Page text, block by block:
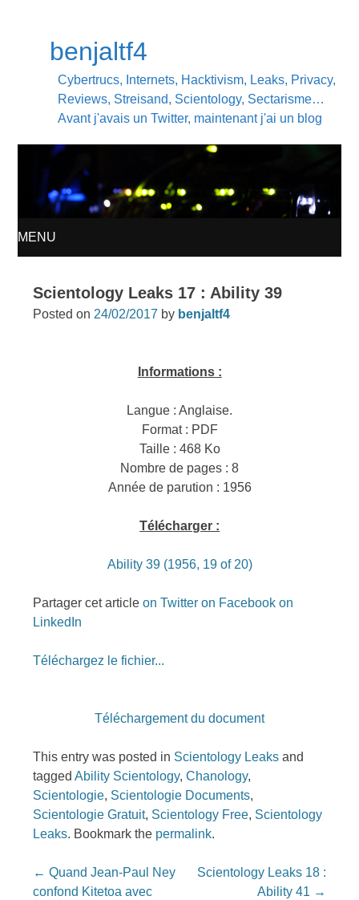
benjaltf4
Cybertrucs, Internets, Hacktivism, Leaks, Privacy,
Reviews, Streisand, Scientology, Sectarisme…
Avant j'avais un Twitter, maintenant j'ai un blog
MENU
TO
Scientology Leaks 17 : Ability 39
Posted on 24/02/2017 by benjaltf4
Informations :
Langue : Anglaise.
Format : PDF
Taille : 468 Ko
Nombre de pages : 8
Année de parution : 1956
Télécharger :
Ability 39 (1956, 19 of 20)
Partager cet articleon Twitter on Facebook on
LinkedIn
Téléchargez le fichier...
Téléchargement du document
This entry was posted in Scientology Leaks and
taggedAbility Scientology,Chanology,
Scientologie, Scientologie Documents,
Scientologie Gratuit, Scientology Free, Scientology
Leaks. Bookmark the permalink.
Post
navigation
← Quand Jean-Paul Ney
confond Kitetoa avec
Scientology Leaks 18 :
Ability 41 →